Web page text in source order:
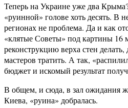
Теперь на Украине уже два
«руинной» голове хоть десять. В
регионах не проблема. Да и как
«клятые Советы» под картины 16
реконструкцию верха стен
мастеров тратить. А так,
бюджет и искомый результат
В общем, и сюда, в зал ожидания
Киева, «руина» добралась.